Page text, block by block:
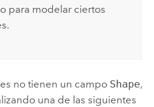
para modelar ciertos
no tienen un campo Shape,
una de las siguientes